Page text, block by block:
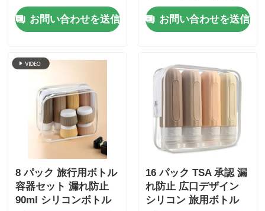
お問い合わせを送信
トル セット 6個パック
BPAフリー
お問い合わせを送信
8 パック 旅行用ボトル
容器セット 漏れ防止
90ml シリコンボトル
16 パック TSA 承認 漏
れ防止 広口デザイン
シリコン 旅用ボトル